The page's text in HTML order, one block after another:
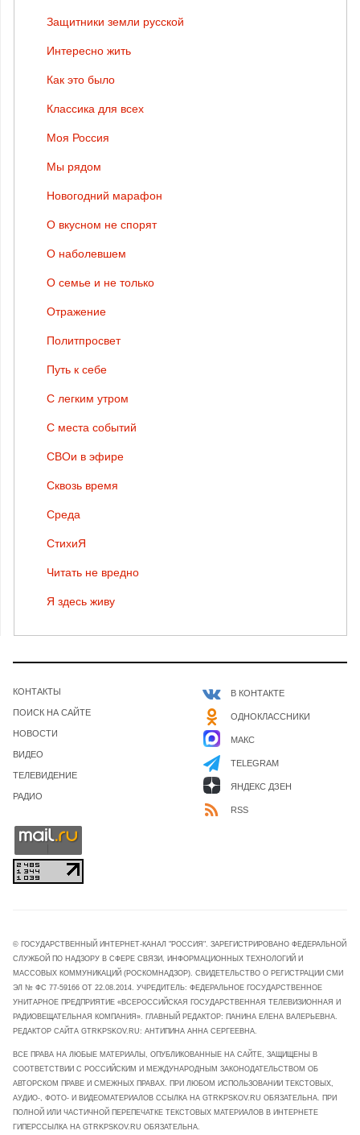
Защитники земли русской
Интересно жить
Как это было
Классика для всех
Моя Россия
Мы рядом
Новогодний марафон
О вкусном не спорят
О наболевшем
О семье и не только
Отражение
Политпросвет
Путь к себе
С легким утром
С места событий
СВОи в эфире
Сквозь время
Среда
СтихиЯ
Читать не вредно
Я здесь живу
КОНТАКТЫ
ПОИСК НА САЙТЕ
НОВОСТИ
ВИДЕО
ТЕЛЕВИДЕНИЕ
РАДИО
В КОНТАКТЕ
ОДНОКЛАССНИКИ
МАКС
TELEGRAM
ЯНДЕКС ДЗЕН
RSS
© ГОСУДАРСТВЕННЫЙ ИНТЕРНЕТ-КАНАЛ "РОССИЯ". ЗАРЕГИСТРИРОВАНО ФЕДЕРАЛЬНОЙ
СЛУЖБОЙ ПО НАДЗОРУ В СФЕРЕ СВЯЗИ, ИНФОРМАЦИОННЫХ ТЕХНОЛОГИЙ И
МАССОВЫХ КОММУНИКАЦИЙ (РОСКОМНАДЗОР). СВИДЕТЕЛЬСТВО О РЕГИСТРАЦИИ СМИ
ЭЛ № ФС 77-59166 ОТ 22.08.2014. УЧРЕДИТЕЛЬ: ФЕДЕРАЛЬНОЕ ГОСУДАРСТВЕННОЕ
УНИТАРНОЕ ПРЕДПРИЯТИЕ «ВСЕРОССИЙСКАЯ ГОСУДАРСТВЕННАЯ ТЕЛЕВИЗИОННАЯ И
РАДИОВЕЩАТЕЛЬНАЯ КОМПАНИЯ». ГЛАВНЫЙ РЕДАКТОР: ПАНИНА ЕЛЕНА ВАЛЕРЬЕВНА.
РЕДАКТОР САЙТА GTRKPSKOV.RU: АНТИПИНА АННА СЕРГЕЕВНА.
ВСЕ ПРАВА НА ЛЮБЫЕ МАТЕРИАЛЫ, ОПУБЛИКОВАННЫЕ НА САЙТЕ, ЗАЩИЩЕНЫ В
СООТВЕТСТВИИ С РОССИЙСКИМ И МЕЖДУНАРОДНЫМ ЗАКОНОДАТЕЛЬСТВОМ ОБ
АВТОРСКОМ ПРАВЕ И СМЕЖНЫХ ПРАВАХ. ПРИ ЛЮБОМ ИСПОЛЬЗОВАНИИ ТЕКСТОВЫХ,
АУДИО-, ФОТО- И ВИДЕОМАТЕРИАЛОВ ССЫЛКА НА GTRKPSKOV.RU ОБЯЗАТЕЛЬНА. ПРИ
ПОЛНОЙ ИЛИ ЧАСТИЧНОЙ ПЕРЕПЕЧАТКЕ ТЕКСТОВЫХ МАТЕРИАЛОВ В ИНТЕРНЕТЕ
ГИПЕРССЫЛКА НА GTRKPSKOV.RU ОБЯЗАТЕЛЬНА.